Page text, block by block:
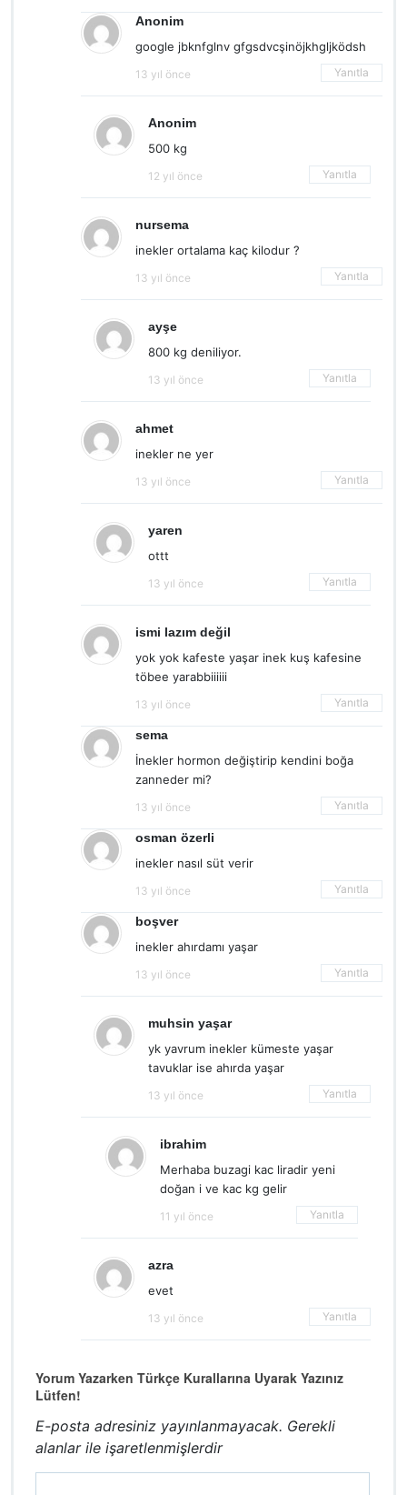
Anonim
google jbknfglnv gfgsdvcşinöjkhgljködsh
13 yıl önce Yanıtla
Anonim
500 kg
12 yıl önce Yanıtla
nursema
inekler ortalama kaç kilodur ?
13 yıl önce Yanıtla
ayşe
800 kg deniliyor.
13 yıl önce Yanıtla
ahmet
inekler ne yer
13 yıl önce Yanıtla
yaren
ottt
13 yıl önce Yanıtla
ismi lazım değil
yok yok kafeste yaşar inek kuş kafesine
töbee yarabbiiiiii
13 yıl önce Yanıtla
sema
İnekler hormon değiştirip kendini boğa
zanneder mi?
13 yıl önce Yanıtla
osman özerli
inekler nasıl süt verir
13 yıl önce Yanıtla
boşver
inekler ahırdamı yaşar
13 yıl önce Yanıtla
muhsin yaşar
yk yavrum inekler kümeste yaşar
tavuklar ise ahırda yaşar
13 yıl önce Yanıtla
ibrahim
Merhaba buzagi kac liradir yeni
doğan i ve kac kg gelir
11 yıl önce Yanıtla
azra
evet
13 yıl önce Yanıtla
Yorum Yazarken Türkçe Kurallarına Uyarak Yazınız
Lütfen!
E-posta adresiniz yayınlanmayacak. Gerekli
alanlar ile işaretlenmişlerdir